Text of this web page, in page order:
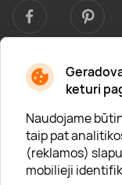
keturi
Naudojame
taip pat
(reklamos)
mobilieji
Apie mus
Apie „Gera Dovana“
Lojalumo klubas
Karjera